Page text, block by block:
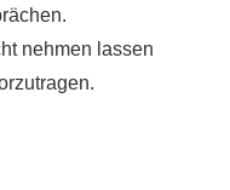
nehmen lassen